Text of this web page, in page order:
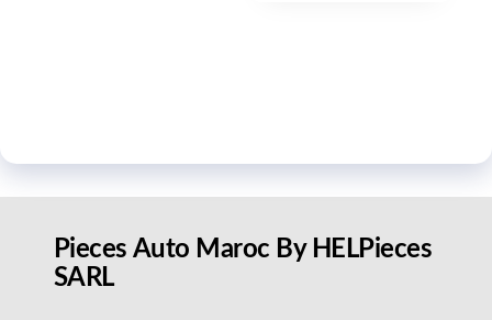
Pieces Auto Maroc By HELPieces
SARL